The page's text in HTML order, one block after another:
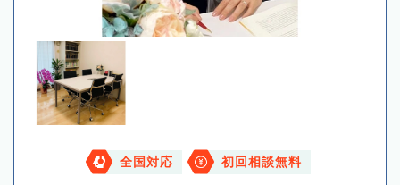
全国対応 初回相談無料